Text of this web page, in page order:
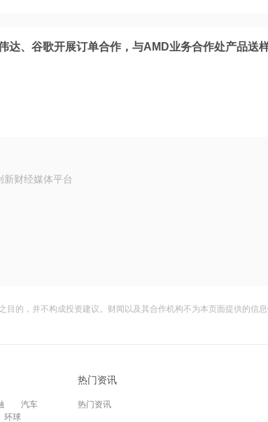
达、谷歌开展订单合作，与AMD业务合作处产品送
新财经媒体平台
的，并不构成投资建议。财闻以及其合作机构不为本页面提供的信
汽车
环球
热门资讯
热门资讯